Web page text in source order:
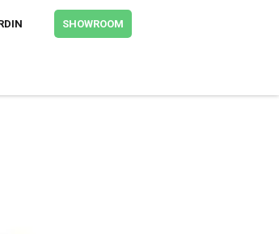
SHOWROOM